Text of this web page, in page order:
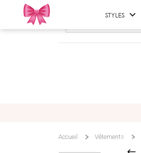
STYLES 
Accueil Vêtements